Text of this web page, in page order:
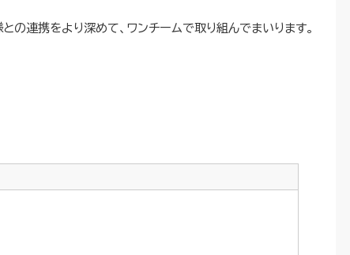
の連携をより深めて、ワンチームで取り組んでまいります。